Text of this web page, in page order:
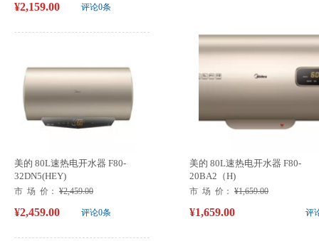
评论0条
¥2,159.00
美的 80L速热电开水器 F80-
32DN5(HEY)
市 场 价： ¥2,459.00
评论0条
¥2,459.00
美的 80L速热电开水器 F80-
20BA2（H)
市 场 价： ¥1,659.00
评
¥1,659.00